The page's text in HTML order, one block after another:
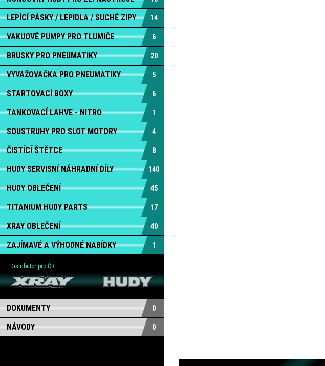
LEPÍCÍ PÁSKY / LEPIDLA / SUCHÉ ZIPY 14
VAKUOVÉ PUMPY PRO TLUMIČE 6
BRUSKY PRO PNEUMATIKY 20
VYVAŽOVAČKA PRO PNEUMATIKY 5
STARTOVACÍ BOXY 6
TANKOVACÍ LAHVE - NITRO 1
SOUSTRUHY PRO SLOT MOTORY 4
ČISTÍCÍ ŠTĚTCE 8
HUDY SERVISNÍ NÁHRADNÍ DÍLY 140
HUDY OBLEČENÍ 45
TITANIUM HUDY PARTS 17
XRAY OBLEČENÍ 40
ZAJÍMAVÉ A VÝHODNÉ NABÍDKY 1
Distributor pro ČR
DOKUMENTY 0
NÁVODY 0